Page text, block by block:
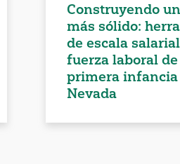
Construyendo
más sólido:
de escala
fuerza laboral
primera infancia
Nevada